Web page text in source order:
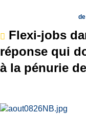
de
Flexi-jobs
réponse qui
à la pénurie